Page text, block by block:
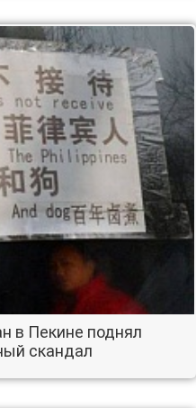
в Пекине поднял
скандал